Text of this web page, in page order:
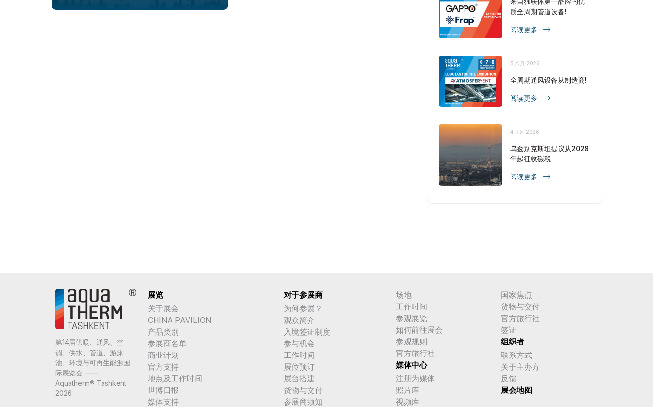
质全周期管道设备!
阅读更多
5 八月 2026
全周期通风设备从制造商!
阅读更多
4 八月 2026
乌兹别克斯坦提议从2028
年起征收碳税
阅读更多
第14届供暖、通风、空
调、供水、管道、游泳
池、环境与可再生能源国
际展览会 ——
Aquatherm® Tashkent
2026
展览
关于展会
CHINA PAVILION
产品类别
参展商名单
商业计划
官方支持
地点及工作时间
世博日报
媒体支持
对于参展商
为何参展？
观众简介
入境签证制度
参与机会
工作时间
展位预订
展台搭建
货物与交付
参展商须知
场地
工作时间
参观展览
如何前往展会
参观规则
官方旅行社
媒体中心
注册为媒体
照片库
视频库
国家焦点
货物与交付
官方旅行社
签证
组织者
联系方式
关于主办方
反馈
展会地图